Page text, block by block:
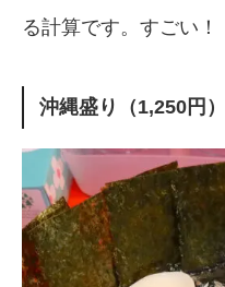
る計算です。すごい！
沖縄盛り（1,250円）